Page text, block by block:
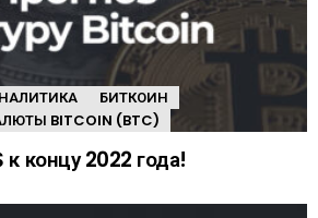
БИТКОИН
BITCOIN (BTC)
концу 2022 года!